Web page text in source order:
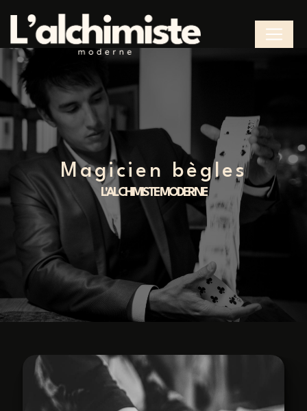
magicien bègles
L'ALCHIMISTE MODERNE